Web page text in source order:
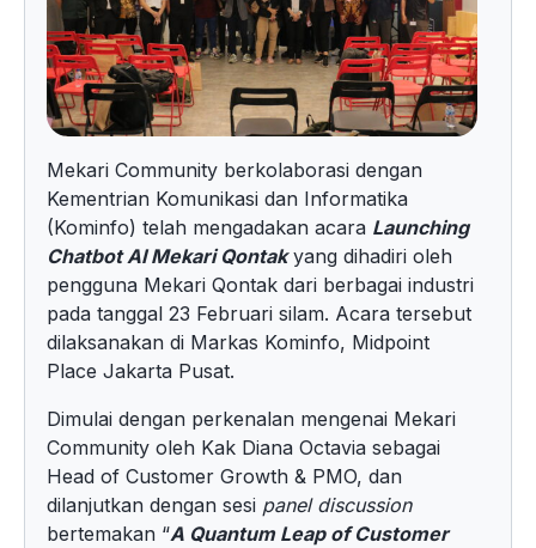
Mekari Community berkolaborasi dengan
Kementrian Komunikasi dan Informatika
(Kominfo) telah mengadakan acara Launching
Chatbot AI Mekari Qontakyang dihadiri oleh
pengguna Mekari Qontak dari berbagai industri
pada tanggal 23 Februari silam. Acara tersebut
dilaksanakan di Markas Kominfo, Midpoint
Place Jakarta Pusat.
Dimulai dengan perkenalan mengenai Mekari
Community oleh Kak Diana Octavia sebagai
Head of Customer Growth & PMO, dan
dilanjutkan dengan sesi panel discussion
bertemakan “A Quantum Leap of Customer